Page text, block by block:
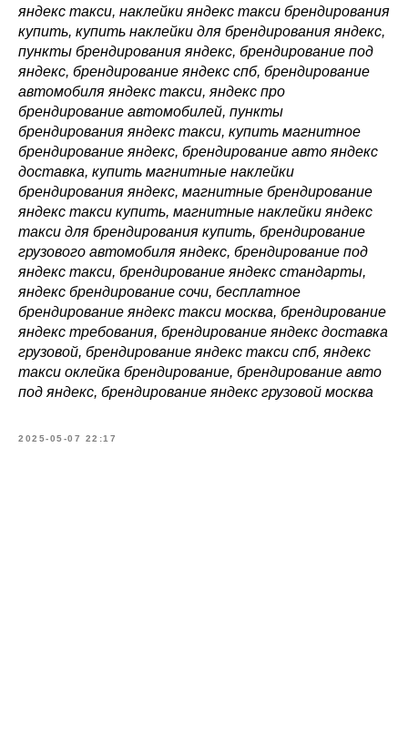
яндекс такси, наклейки яндекс такси брендирования
купить, купить наклейки для брендирования яндекс,
пункты брендирования яндекс, брендирование под
яндекс, брендирование яндекс спб, брендирование
автомобиля яндекс такси, яндекс про
брендирование автомобилей, пункты
брендирования яндекс такси, купить магнитное
брендирование яндекс, брендирование авто яндекс
доставка, купить магнитные наклейки
брендирования яндекс, магнитные брендирование
яндекс такси купить, магнитные наклейки яндекс
такси для брендирования купить, брендирование
грузового автомобиля яндекс, брендирование под
яндекс такси, брендирование яндекс стандарты,
яндекс брендирование сочи, бесплатное
брендирование яндекс такси москва, брендирование
яндекс требования, брендирование яндекс доставка
грузовой, брендирование яндекс такси спб, яндекс
такси оклейка брендирование, брендирование авто
под яндекс, брендирование яндекс грузовой москва
2025-05-07 22:17